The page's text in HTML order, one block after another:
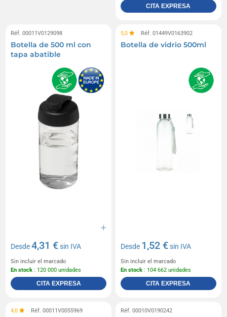
CITA EXPRESA
Réf. 00011V0129098
Botella de 500 ml con
tapa abatible
Desde4,31 €sin IVA
Sin incluir el marcado
En stock : 120 000 unidades
CITA EXPRESA
5,0 Réf. 01449V0163902
Botella de vidrio 500ml
Desde 1,52 €sin IVA
Sin incluir el marcado
En stock : 104 662 unidades
CITA EXPRESA
4,0 Réf. 00011V0055969 Réf. 00010V0190242